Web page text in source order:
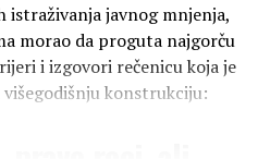
javnog mnjenja,
morao da proguta najgorču
i izgovori rečenicu koja je
konstrukciju: